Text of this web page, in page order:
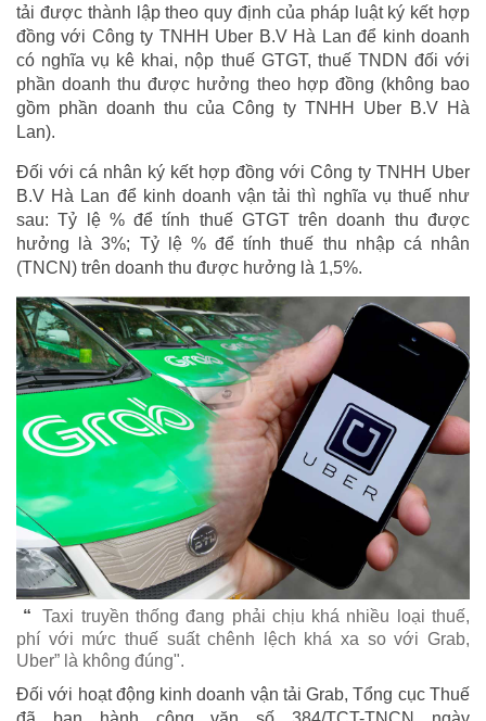
tải được thành lập theo quy định của pháp luật ký kết hợp
đồng với Công ty TNHH Uber B.V Hà Lan để kinh doanh
có nghĩa vụ kê khai, nộp thuế GTGT, thuế TNDN đối với
phần doanh thu được hưởng theo hợp đồng (không bao
gồm phần doanh thu của Công ty TNHH Uber B.V Hà
Lan).
Đối với cá nhân ký kết hợp đồng với Công ty TNHH Uber
B.V Hà Lan để kinh doanh vận tải thì nghĩa vụ thuế như
sau: Tỷ lệ % để tính thuế GTGT trên doanh thu được
hưởng là 3%; Tỷ lệ % để tính thuế thu nhập cá nhân
(TNCN) trên doanh thu được hưởng là 1,5%.
“
Taxi truyền thống đang phải chịu khá nhiều loại thuế,
phí với mức thuế suất chênh lệch khá xa so với Grab,
Uber” là không đúng".
Đối với hoạt động kinh doanh vận tải Grab, Tổng cục Thuế